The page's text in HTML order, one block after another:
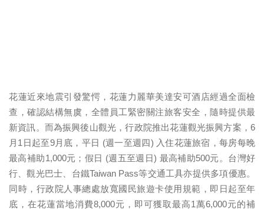
花蓮近來地震引發驚愕，花蓮力麗華美達安可酒店經過全面檢
查，確認結構無虞，全體員工緊密關注旅客安全，隨時提供最
新資訊。而為振興後山觀光，行政院推出花蓮觀光振興方案，6
月1日起至9月底，平日 (週一至週四) 入住花蓮旅宿，每房每晚
最高補助1,000元；假日 (週五至週日) 最高補助500元。台灣好
行、觀光巴士、台鐵Taiwan Pass等交通工具亦提供多項優惠。